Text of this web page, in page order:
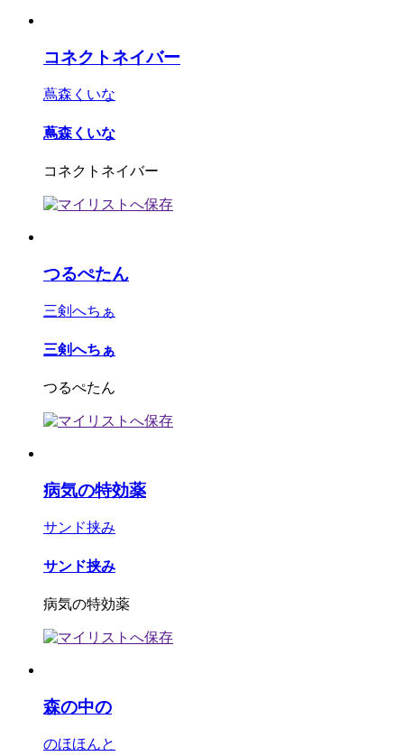
コネクトネイバー
蔦森くいな
蔦森くいな
コネクトネイバー
つるぺたん
三剣へちぁ
三剣へちぁ
つるぺたん
病気の特効薬
サンド挟み
サンド挟み
病気の特効薬
森の中の
のほほんと